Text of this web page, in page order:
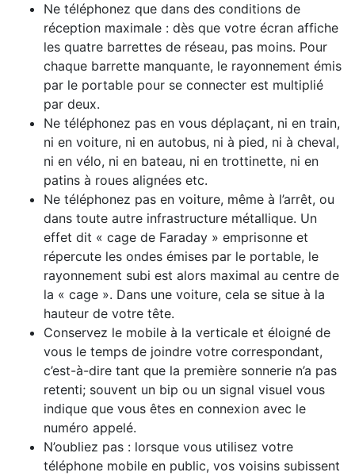
Ne téléphonez que dans des conditions de
réception maximale : dès que votre écran affiche
les quatre barrettes de réseau, pas moins. Pour
chaque barrette manquante, le rayonnement émis
par le portable pour se connecter est multiplié
par deux.
Ne téléphonez pas en vous déplaçant, ni en train,
ni en voiture, ni en autobus, ni à pied, ni à cheval,
ni en vélo, ni en bateau, ni en trottinette, ni en
patins à roues alignées etc.
Ne téléphonez pas en voiture, même à l’arrêt, ou
dans toute autre infrastructure métallique. Un
effet dit « cage de Faraday » emprisonne et
répercute les ondes émises par le portable, le
rayonnement subi est alors maximal au centre de
la « cage ». Dans une voiture, cela se situe à la
hauteur de votre tête.
Conservez le mobile à la verticale et éloigné de
vous le temps de joindre votre correspondant,
c’est-à-dire tant que la première sonnerie n’a pas
retenti; souvent un bip ou un signal visuel vous
indique que vous êtes en connexion avec le
numéro appelé.
N’oubliez pas : lorsque vous utilisez votre
téléphone mobile en public, vos voisins subissent